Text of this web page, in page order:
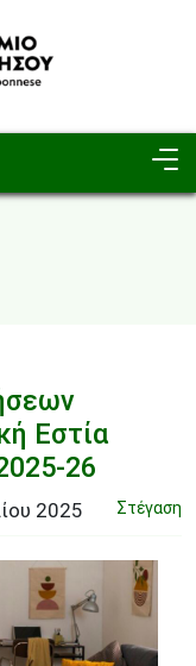
Εστία
26
Στέγαση
2025